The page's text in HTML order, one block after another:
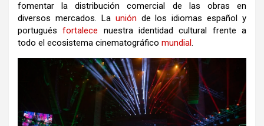
fomentar la distribución comercial de las obras en
diversos mercados. La unión de los idiomas español y
portuguésfortalece nuestra identidad cultural frente a
todo el ecosistema cinematográfico mundial.